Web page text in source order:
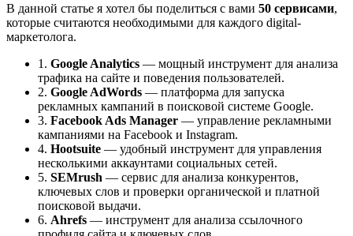
В данной статье я хотел бы поделиться с вами 50 сервисами,
которые считаются необходимыми для каждого digital-
маркетолога.
1. Google Analytics — мощный инструмент для анализа
трафика на сайте и поведения пользователей.
2. Google AdWords — платформа для запуска
рекламных кампаний в поисковой системе Google.
3. Facebook Ads Manager — управление рекламными
кампаниями на Facebook и Instagram.
4. Hootsuite — удобный инструмент для управления
несколькими аккаунтами социальных сетей.
5. SEMrush — сервис для анализа конкурентов,
ключевых слов и проверки органической и платной
поисковой выдачи.
6. Ahrefs — инструмент для анализа ссылочного